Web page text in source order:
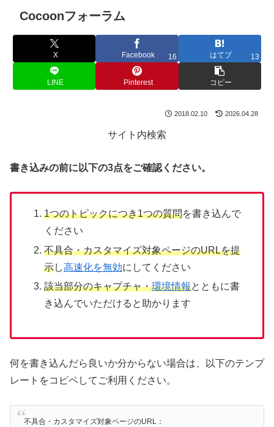
Cocoonフォーラム
X Facebook 16 はてブ 13
LINE Pinterest コピー
2018.02.10 2026.04.28
サイト内検索
書き込みの前に以下の3点をご確認ください。
1つのトピックにつき1つの質問を書き込んで
ください
不具合・カスタマイズ対象ページのURLを提
示し高速化を無効にしてください
該当部分のキャプチャ・環境情報とともに書
き込んでいただけると助かります
何を書き込んだら良いか分からない場合は、以下のテンプ
レートをコピペしてご利用ください。
不具合・カスタマイズ対象ページのURL：